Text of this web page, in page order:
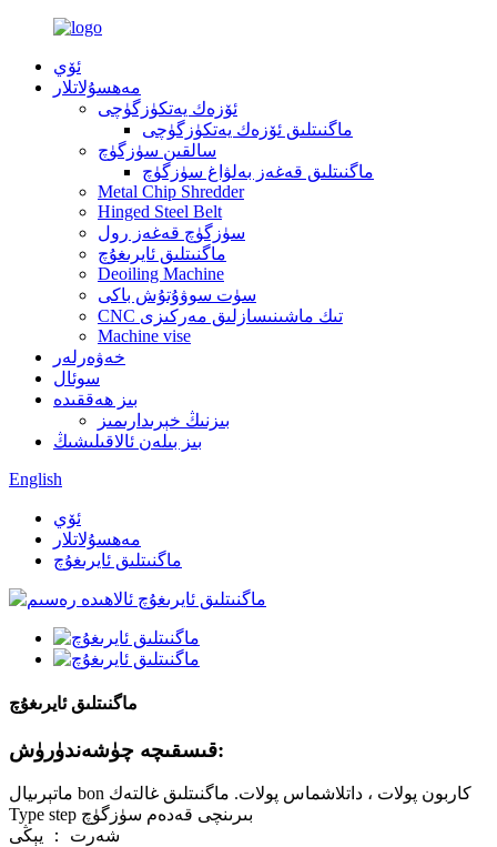
ئۆي
مەھسۇلاتلار
ئۆزەك يەتكۈزگۈچى
ماگنىتلىق ئۆزەك يەتكۈزگۈچى
سالقىن سۈزگۈچ
ماگنىتلىق قەغەز بەلۋاغ سۈزگۈچ
Metal Chip Shredder
Hinged Steel Belt
سۈزگۈچ قەغەز رول
ماگنىتلىق ئايرىغۇچ
Deoiling Machine
سۈت سوۋۇتۇش باكى
CNC تىك ماشىنىسازلىق مەركىزى
Machine vise
خەۋەرلەر
سوئال
بىز ھەققىدە
بىزنىڭ خېرىدارىمىز
بىز بىلەن ئالاقىلىشىڭ
English
ئۆي
مەھسۇلاتلار
ماگنىتلىق ئايرىغۇچ
ماگنىتلىق ئايرىغۇچ
قىسقىچە چۈشەندۈرۈش:
ماتېرىيال bon كاربون پولات ، داتلاشماس پولات. ماگنىتلىق غالتەك
Type step بىرىنچى قەدەم سۈزگۈچ
شەرت ： يېڭى